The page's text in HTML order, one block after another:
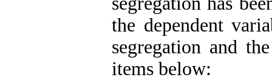
the dependent
segregation and
items below: